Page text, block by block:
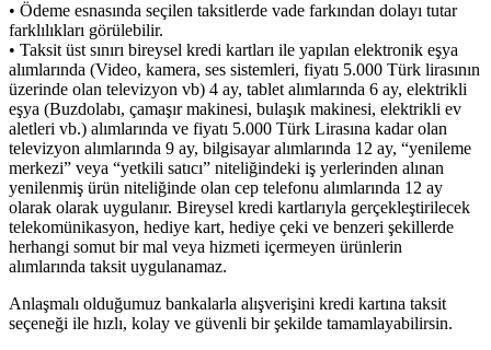
• Ödeme esnasında seçilen taksitlerde vade farkından dolayı tutar
farklılıkları görülebilir.
• Taksit üst sınırı bireysel kredi kartları ile yapılan elektronik eşya
alımlarında (Video, kamera, ses sistemleri, fiyatı 5.000 Türk lirasının
üzerinde olan televizyon vb) 4 ay, tablet alımlarında 6 ay, elektrikli
eşya (Buzdolabı, çamaşır makinesi, bulaşık makinesi, elektrikli ev
aletleri vb.) alımlarında ve fiyatı 5.000 Türk Lirasına kadar olan
televizyon alımlarında 9 ay, bilgisayar alımlarında 12 ay, “yenileme
merkezi” veya “yetkili satıcı” niteliğindeki iş yerlerinden alınan
yenilenmiş ürün niteliğinde olan cep telefonu alımlarında 12 ay
olarak olarak uygulanır. Bireysel kredi kartlarıyla gerçekleştirilecek
telekomünikasyon, hediye kart, hediye çeki ve benzeri şekillerde
herhangi somut bir mal veya hizmeti içermeyen ürünlerin
alımlarında taksit uygulanamaz.
Anlaşmalı olduğumuz bankalarla alışverişini kredi kartına taksit
seçeneği ile hızlı, kolay ve güvenli bir şekilde tamamlayabilirsin.